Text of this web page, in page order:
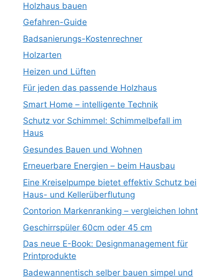
Holzhaus bauen
Gefahren-Guide
Badsanierungs-Kostenrechner
Holzarten
Heizen und Lüften
Für jeden das passende Holzhaus
Smart Home – intelligente Technik
Schutz vor Schimmel: Schimmelbefall im
Haus
Gesundes Bauen und Wohnen
Erneuerbare Energien – beim Hausbau
Eine Kreiselpumpe bietet effektiv Schutz bei
Haus- und Kellerüberflutung
Contorion Markenranking – vergleichen lohnt
Geschirrspüler 60cm oder 45 cm
Das neue E-Book: Designmanagement für
Printprodukte
Badewannentisch selber bauen simpel und